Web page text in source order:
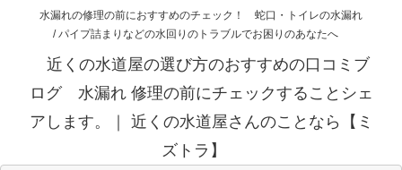
水漏れの修理の前におすすめのチェック！ 蛇口・トイレの水漏れ
/ パイプ詰まりなどの水回りのトラブルでお困りのあなたへ
近くの水道屋の選び方のおすすめの口コミブ
ログ 水漏れ 修理の前にチェックすることシェ
アします。｜ 近くの水道屋さんのことなら【ミ
ズトラ】